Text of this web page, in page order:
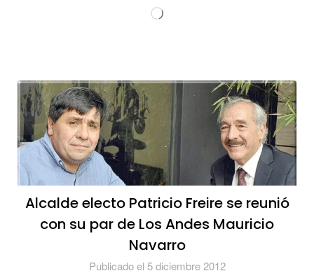
Cargando...
Alcalde electo Patricio Freire se reunió
con su par de Los Andes Mauricio
Navarro
Publicado el 5 diciembre 2012